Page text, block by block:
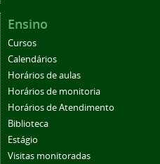
Ensino
Cursos
Calendários
Horários de aulas
Horários de monitoria
Horários de Atendimento
Biblioteca
Estágio
Visitas monitoradas